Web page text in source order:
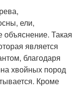
ели,
объяснение. Такая
является
благодаря
хвойных пород
Кроме